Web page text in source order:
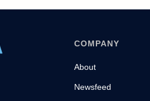
COMPANY
About
Newsfeed